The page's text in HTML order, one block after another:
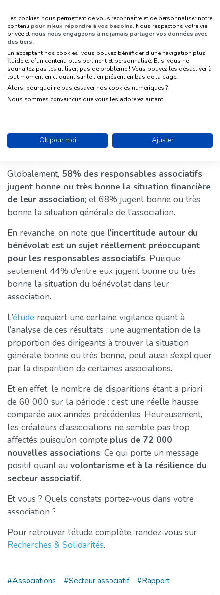
Quel est le moral des associations
en France ?
Globalement, 58% des responsables associatifs
jugent bonne ou très bonne la situation financière
de leur association; et 68% jugent bonne ou très
bonne la situation générale de l’association.
En revanche, on note que l’incertitude autour du
bénévolat est un sujet réellement préoccupant
pour les responsables associatifs. Puisque
seulement 44% d’entre eux jugent bonne ou très
bonne la situation du bénévolat dans leur
association.
L’étude requiert une certaine vigilance quant à
l’analyse de ces résultats : une augmentation de la
proportion des dirigeants à trouver la situation
générale bonne ou très bonne, peut aussi s’expliquer
par la disparition de certaines associations.
Et en effet, le nombre de disparitions étant a priori
de 60 000 sur la période : c’est une réelle hausse
comparée aux années précédentes. Heureusement,
les créateurs d’associations ne semble pas trop
affectés puisqu’on compte plus de 72 000
nouvelles associations. Ce qui porte un message
positif quant au volontarisme et à la résilience du
secteur associatif.
Et vous ? Quels constats portez-vous dans votre
association ?
Pour retrouver l’étude complète, rendez-vous sur
Recherches & Solidarités.
#Associations #Secteur associatif #Rapport
Les cookies nous permettent de vous reconnaître et de personnaliser notre
contenu pour mieux répondre à vos besoins. Nous respectons votre vie
privée et nous nous engageons à ne jamais partager vos données avec
des tiers.
En acceptant nos cookies, vous pouvez bénéficier d’une navigation plus
fluide et d’un contenu plus pertinent et personnalisé. Et si vous ne
souhaitez pas les utiliser, pas de problème ! Vous pouvez les désactiver à
tout moment en cliquant sur le lien présent en bas de la page.
Alors, pourquoi ne pas essayer nos cookies numériques ?
Nous sommes convaincus que vous les adorerez autant.
Ok pour moi Ajuster